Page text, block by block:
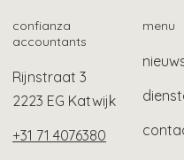
confianza
accountants
Rijnstraat 3
2223 EG Katwijk
+31 71 4076380
menu